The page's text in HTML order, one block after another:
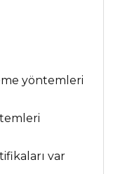
yöntemleri
var